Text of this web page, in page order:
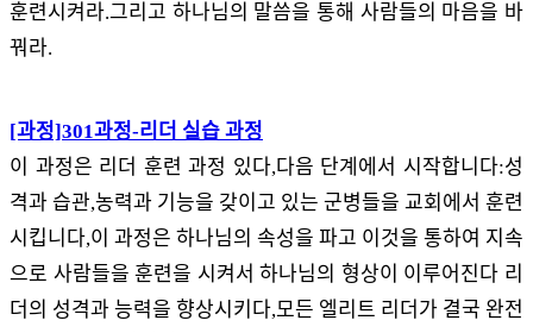
훈련시켜라.그리고 하나님의 말씀을 통해 사람들의 마음을 바
꿔라.
[과정]301과정-리더 실습 과정
이 과정은 리더 훈련 과정 있다,다음 단계에서 시작합니다:성
격과 습관,농력과 기능을 갖이고 있는 군병들을 교회에서 훈련
시킵니다,이 과정은 하나님의 속성을 파고 이것을 통하여 지속
으로 사람들을 훈련을 시켜서 하나님의 형상이 이루어진다 리
더의 성격과 능력을 향상시키다,모든 엘리트 리더가 결국 완전